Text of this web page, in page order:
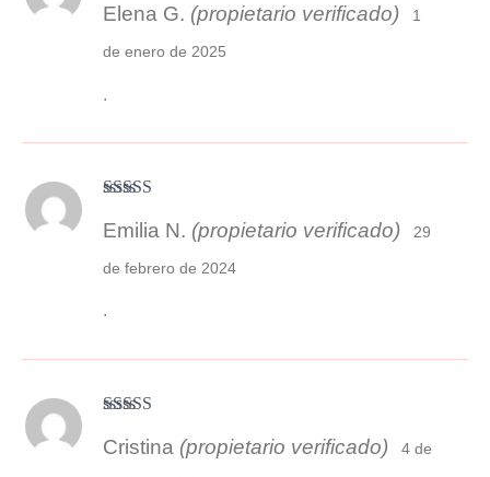
con3
Elena G. (propietario verificado) 1
de enero de 2025
.
con3
Emilia N. (propietario verificado) 29
de febrero de 2024
.
5de 5
Cristina (propietario verificado) 4 de